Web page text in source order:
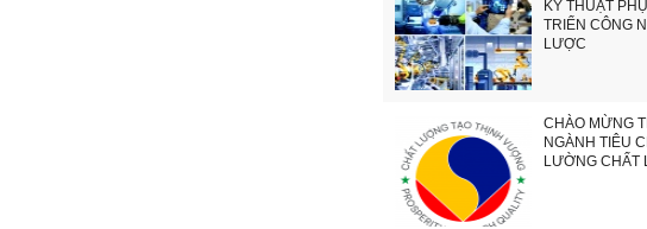
KỸ THUẬT
TRIỂN CÔNG
LƯỢC
CHÀO MỪNG
NGÀNH TIÊU
LƯỜNG CHẤT